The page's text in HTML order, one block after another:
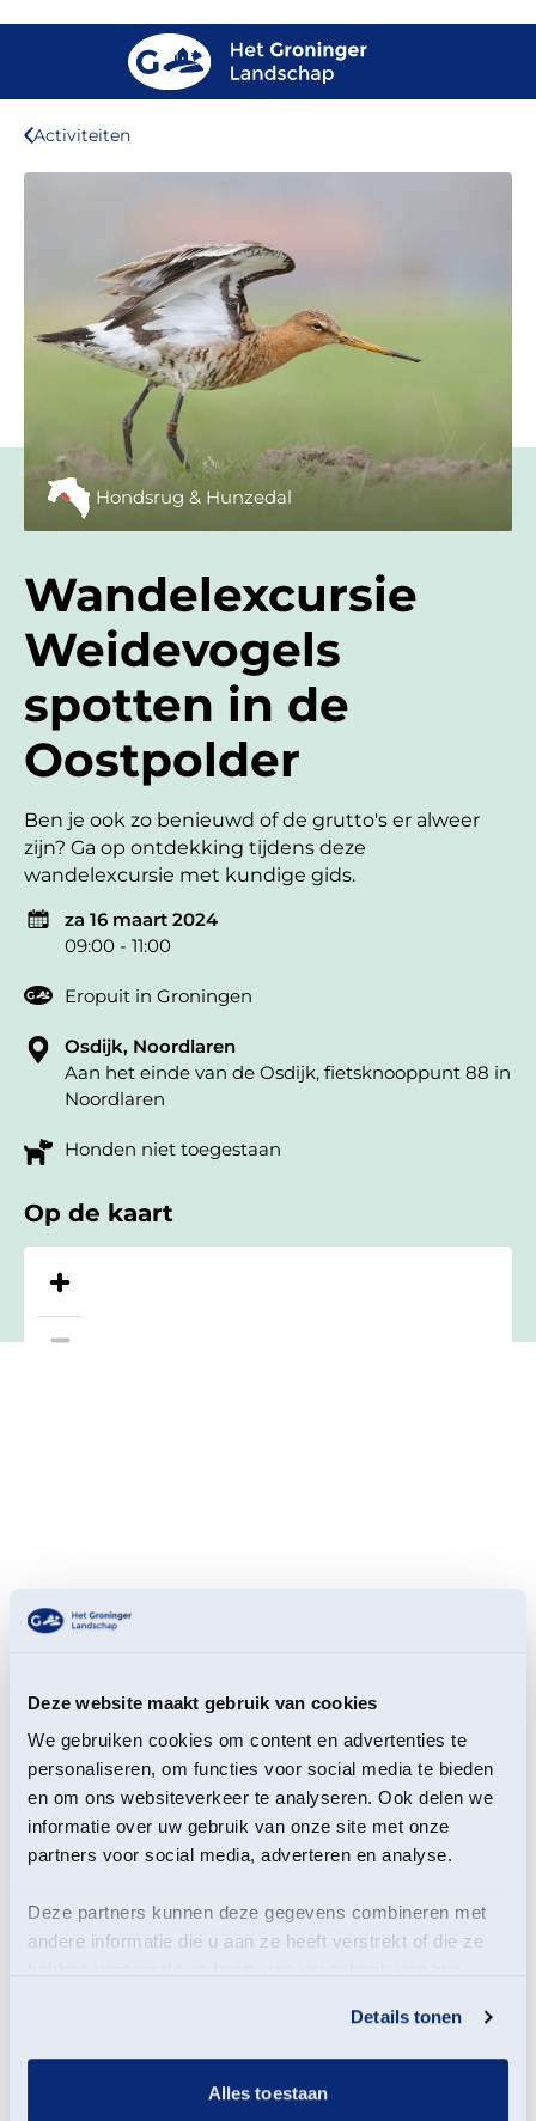
Deze website maakt gebruik van cookies
We gebruiken cookies om content en advertenties te
personaliseren, om functies voor social media te bieden
en om ons websiteverkeer te analyseren. Ook delen we
informatie over uw gebruik van onze site met onze
partners voor social media, adverteren en analyse.
Deze partners kunnen deze gegevens combineren met
andere informatie die u aan ze heeft verstrekt of die ze
Details tonen
Alles toestaan
Activiteiten
Hondsrug & Hunzedal
Wandelexcursie
Weidevogels
spotten in de
Oostpolder
Ben je ook zo benieuwd of de grutto's er alweer
zijn? Ga op ontdekking tijdens deze
wandelexcursie met kundige gids.
za 16 maart 2024
09:00 - 11:00
Eropuit in Groningen
Osdijk, Noordlaren
Aan het einde van de Osdijk, fietsknooppunt 88 in
Noordlaren
Honden niet toegestaan
Op de kaart
Het voorjaar is begonnen! Ga eropuit en ontdek of de
kievit, grutto, wulp en tureluur al weer in ons land
soorten vaste gasten in het Hunzedal. Hopelijk kunnen
we ze nu ook weer verwelkomen! Ook is er een grote